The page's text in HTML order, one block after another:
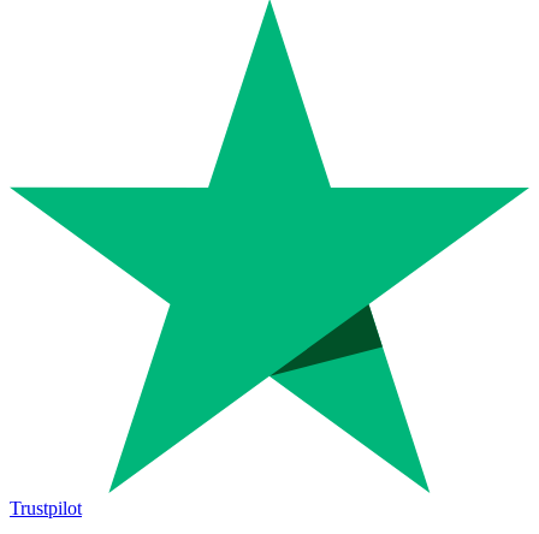
Trustpilot